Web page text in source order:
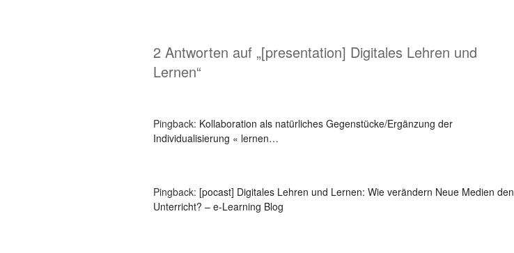
2 Antworten auf „[presentation] Digitales Lehren und
Lernen“
Pingback: Kollaboration als natürliches Gegenstücke/Ergänzung der
Individualisierung « lernen…
Pingback: [pocast] Digitales Lehren und Lernen: Wie verändern Neue Medien den
Unterricht? – e-Learning Blog